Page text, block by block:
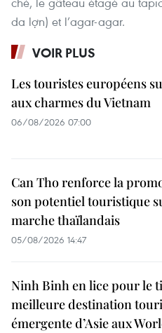
da lợn) et l’agar-agar.
VOIR PLUS
Les touristes européens
aux charmes du Vietnam
06/08/2026 07:00
Can Tho renforce la
son potentiel touristique
marche thaïlandais
05/08/2026 14:47
Ninh Binh en lice pour le
meilleure destination
émergente d’Asie aux